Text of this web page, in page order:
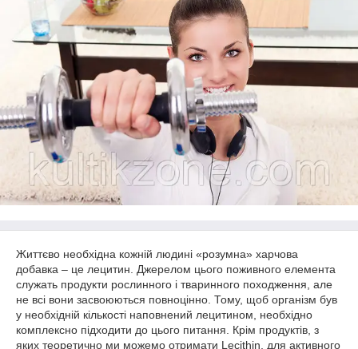
Життєво необхідна кожній людині «розумна» харчова
добавка – це лецитин. Джерелом цього поживного елемента
служать продукти рослинного і тваринного походження, але
не всі вони засвоюються повноцінно. Тому, щоб організм був
у необхідній кількості наповнений лецитином, необхідно
комплексно підходити до цього питання. Крім продуктів, з
яких теоретично ми можемо отримати Lecithin, для активного